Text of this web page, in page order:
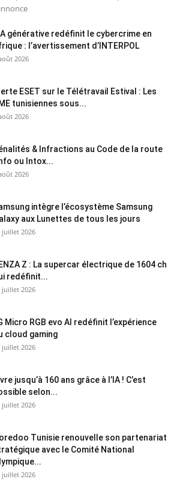
générative redéfinit le cybercrime en
: l’avertissement d’INTERPOL
2026
ESET sur le Télétravail Estival : Les
tunisiennes sous...
2026
& Infractions au Code de la route
ou Intox...
2026
intègre l’écosystème Samsung
aux Lunettes de tous les jours
juillet 2026
Z : La supercar électrique de 1604 ch
redéfinit...
juillet 2026
Micro RGB evo AI redéfinit l’expérience
cloud gaming
juillet 2026
jusqu’à 160 ans grâce à l’IA ! C’est
selon...
juillet 2026
Tunisie renouvelle son partenariat
avec le Comité National
juillet 2026